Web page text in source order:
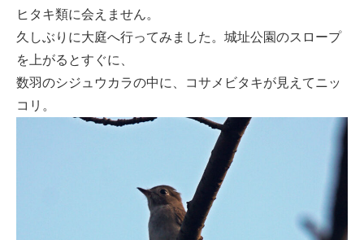
ヒタキ類に会えません。
久しぶりに大庭へ行ってみました。城址公園のスロープ
を上がるとすぐに、
数羽のシジュウカラの中に、コサメビタキが見えてニッ
コリ。